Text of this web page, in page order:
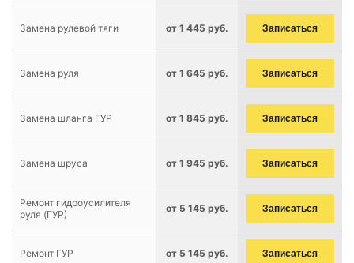
Замена рулевой тяги от 1 445 руб. Записаться
Замена руля от 1 645 руб. Записаться
Замена шланга ГУР от 1 845 руб. Записаться
Замена шруса от 1 945 руб. Записаться
Ремонт гидроусилителя
руля (ГУР)
от 5 145 руб. Записаться
Ремонт ГУР от 5 145 руб. Записаться